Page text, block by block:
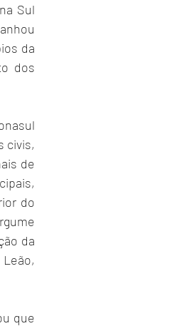
Sul
da
dos
civis,
de
do
da
que